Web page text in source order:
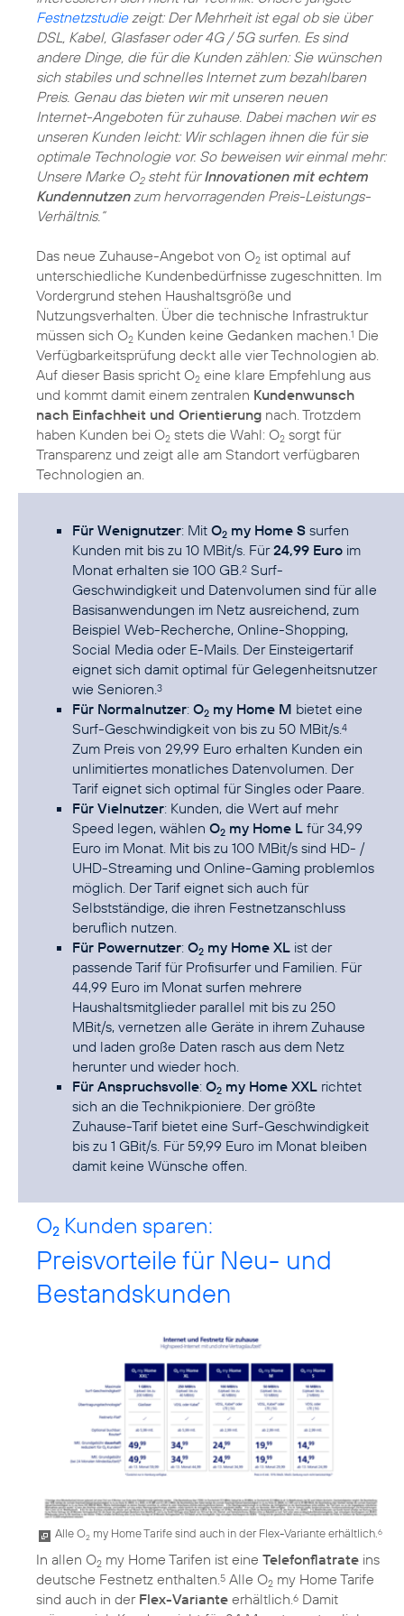
Festnetzstudiezeigt: Der Mehrheit ist egal ob sie über
DSL, Kabel, Glasfaser oder 4G / 5G surfen. Es sind
andere Dinge, die für die Kunden zählen: Sie wünschen
sich stabiles und schnelles Internet zum bezahlbaren
Preis. Genau das bieten wir mit unseren neuen
Internet-Angeboten für zuhause. Dabei machen wir es
unseren Kunden leicht: Wir schlagen ihnen die für sie
optimale Technologie vor. So beweisen wir einmal mehr:
Unsere Marke O2steht fürInnovationen mit echtem
Kundennutzenzum hervorragenden Preis-Leistungs-
Verhältnis.“
Das neue Zuhause-Angebot von O2 ist optimal auf
unterschiedliche Kundenbedürfnisse zugeschnitten. Im
Vordergrund stehen Haushaltsgröße und
Nutzungsverhalten. Über die technische Infrastruktur
müssen sich O2 Kunden keine Gedanken machen. 1 Die
Verfügbarkeitsprüfung deckt alle vier Technologien ab.
Auf dieser Basis spricht O2 eine klare Empfehlung aus
und kommt damit einem zentralen Kundenwunsch
nach Einfachheit und Orientierung nach. Trotzdem
haben Kunden bei O2 stets die Wahl: O2 sorgt für
Transparenz und zeigt alle am Standort verfügbaren
Für Wenignutzer: Mit O2 my Home S surfen
Kunden mit bis zu 10 MBit/s. Für24,99 Euro im
Monat erhalten sie 100 GB. 2 Surf-
Geschwindigkeit und Datenvolumen sind für alle
Basisanwendungen im Netz ausreichend, zum
Beispiel Web-Recherche, Online-Shopping,
Social Media oder E-Mails. Der Einsteigertarif
eignet sich damit optimal für Gelegenheitsnutzer
wie Senioren. 3
Für Normalnutzer: O2 my Home M bietet eine
Surf-Geschwindigkeit von bis zu 50 MBit/s. 4
Zum Preis von 29,99 Euro erhalten Kunden ein
unlimitiertes monatliches Datenvolumen. Der
Tarif eignet sich optimal für Singles oder Paare.
Für Vielnutzer: Kunden, die Wert auf mehr
Speed legen, wählen O2 my Home L für 34,99
Euro im Monat. Mit bis zu 100 MBit/s sind HD- /
UHD-Streaming und Online-Gaming problemlos
möglich. Der Tarif eignet sich auch für
Selbstständige, die ihren Festnetzanschluss
beruflich nutzen.
Für Powernutzer: O2 my Home XL ist der
passende Tarif für Profisurfer und Familien. Für
44,99 Euro im Monat surfen mehrere
Haushaltsmitglieder parallel mit bis zu 250
MBit/s, vernetzen alle Geräte in ihrem Zuhause
und laden große Daten rasch aus dem Netz
herunter und wieder hoch.
Für Anspruchsvolle: O2 my Home XXL richtet
sich an die Technikpioniere. Der größte
Zuhause-Tarif bietet eine Surf-Geschwindigkeit
bis zu 1 GBit/s. Für 59,99 Euro im Monat bleiben
damit keine Wünsche offen.
O2 Kunden sparen:
Preisvorteile für Neu- und
Bestandskunden
Alle O2 my Home Tarife sind auch in der Flex-Variante erhältlich. 6
In allen O2 my Home Tarifen ist eine Telefonflatrate ins
deutsche Festnetz enthalten.5 Alle O2 my Home Tarife
sind auch in der Flex-Variante erhältlich.6 Damit